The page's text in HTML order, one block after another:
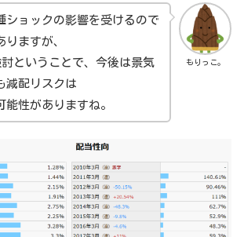
もりっこ。
ショックの影響を受けるので
ますが、
討ということで、今後は景気
減配リスクは
性がありますね。